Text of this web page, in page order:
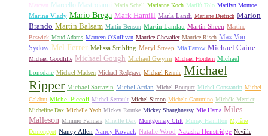
Marceau
Marcello Mastroianni Maria Schell Marianne Koch Marilù Tolo Marilyn Monroe
Marina Vlady Mario Brega Mark Hamill Marla Landi Marlene Dietrich Marlon
Brando Martin Balsam Martin Benson Martin Landau Martin Sheen Martine
Beswick Maud Adams Maureen O'Sullivan Maurice Chevalier Maurice Risch Max Von
Sydow Mel Ferrer Melissa Stribling Meryl Streep Mia Farrow Michael Caine
Michael Goodliffe Michael Gough Michael Gwynn Michael Hordern Michael
Lonsdale Michael Madsen Michael Redgrave Michael Rennie Michael
Ripper Michael Sarrazin Michel Ardan Michel Bouquet Michel Constantin Michel
Galabru Michel Piccoli Michel Serrault Michel Simon Michele Gammino Michèle Mercier
Micheline Dax Michelle Yeoh Mickey Rourke Mickey Shaughnessy Mie Hama Miles
Malleson Mimmo Palmara Mireille Darc Montgomery Clift Murray Hamilton Mylène
Demongeot Nancy Allen Nancy Kovack Natalie Wood Natasha Henstridge Neville